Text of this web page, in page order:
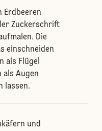
Erdbeeren
Zuckerschrift
Die
einschneiden
als Flügel
als Augen
lassen.
und